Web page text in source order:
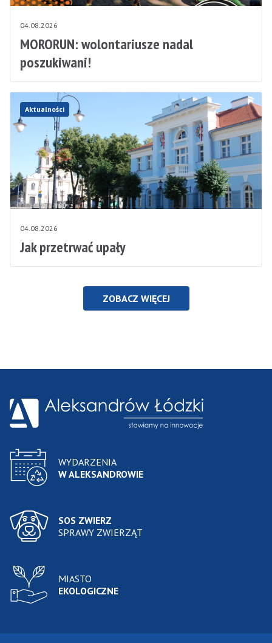
04.08.2026
MORORUN: wolontariusze nadal
poszukiwani!
Aktualności
04.08.2026
Jak przetrwać upały
ZOBACZ WIĘCEJ
WYDARZENIA
W ALEKSANDROWIE
SOS ZWIERZ
SPRAWY ZWIERZĄT
MIASTO
EKOLOGICZNE